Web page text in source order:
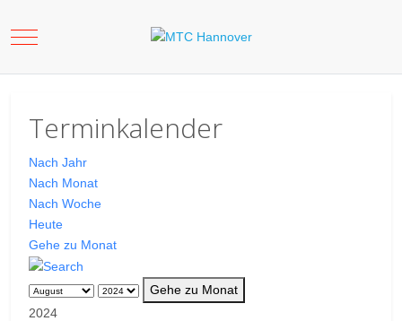
Mobile Menu Toggle
Terminkalender
Nach Jahr
Nach Monat
Nach Woche
Heute
Gehe zu Monat
Gehe zu Monat
2024